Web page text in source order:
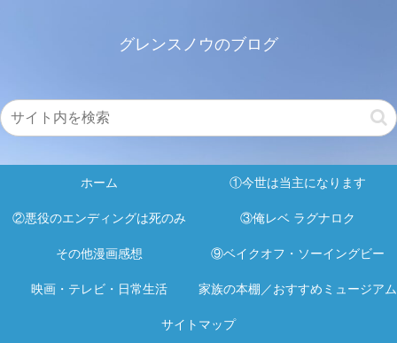
グレンスノウのブログ
ホーム ①今世は当主になります
②悪役のエンディングは死のみ ③俺レベ ラグナロク
その他漫画感想 ⑨ベイクオフ・ソーイングビー
映画・テレビ・日常生活 家族の本棚／おすすめミュージアム
サイトマップ